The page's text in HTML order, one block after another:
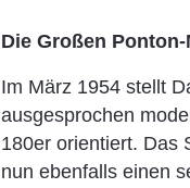
Die Großen Ponton-
Im März 1954 stellt
ausgesprochen
180er orientiert. Das
nun ebenfalls einen